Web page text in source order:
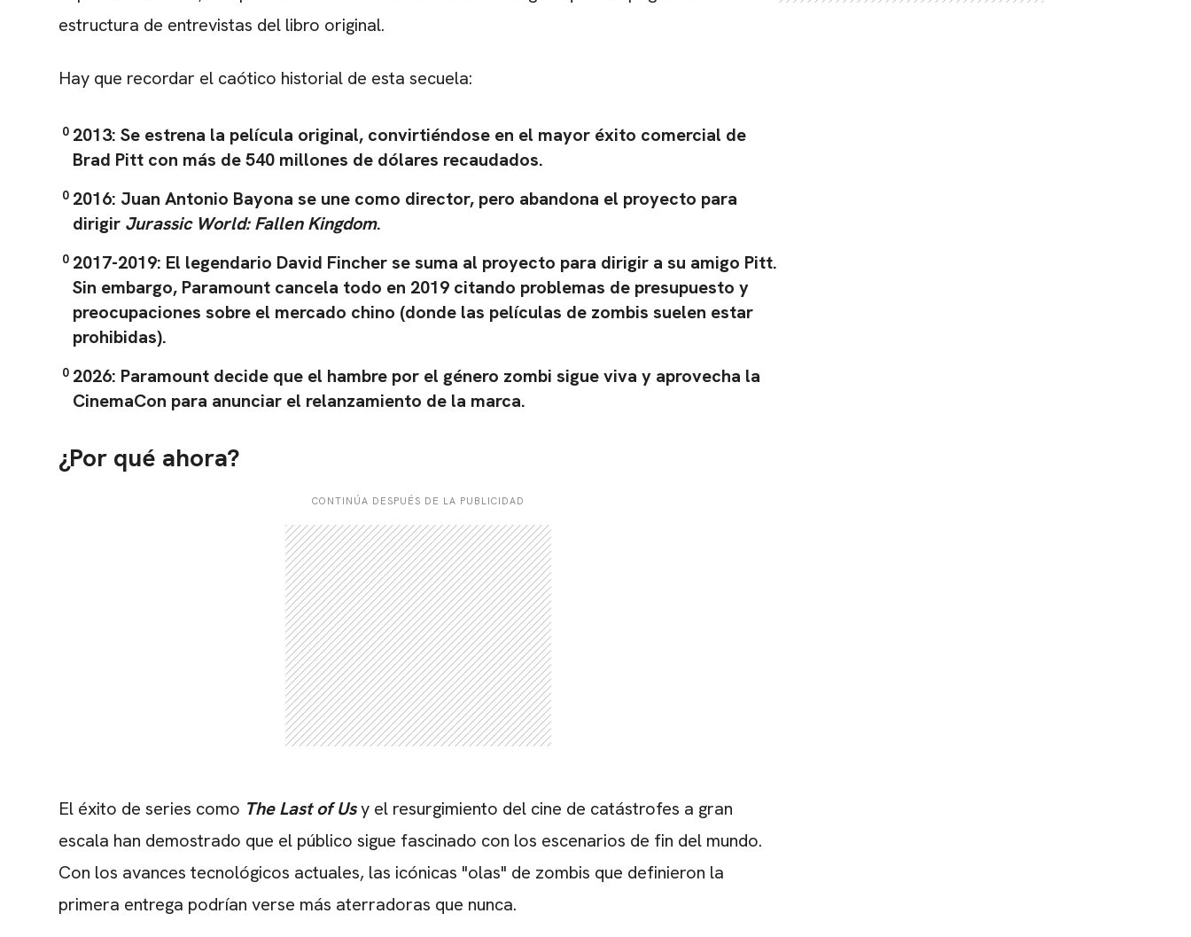
estructura de entrevistas del libro original.
Hay que recordar el caótico historial de esta secuela:
2013: Se estrena la película original, convirtiéndose en el mayor éxito comercial de
Brad Pitt con más de540 millones de dólares recaudados.
2016: Juan Antonio Bayona se une como director, pero abandona el proyecto para
dirigir Jurassic World: Fallen Kingdom.
2017-2019: El legendario David Fincherse suma al proyecto para dirigir a su amigo Pitt.
Sin embargo, Paramount cancela todo en 2019 citando problemas de presupuesto y
preocupaciones sobre el mercado chino (donde las películas de zombis suelen estar
prohibidas).
2026: Paramount decide que el hambre por el género zombi sigue viva y aprovecha la
CinemaCon para anunciar el relanzamiento de la marca.
¿Por qué ahora?
CONTINÚA DESPUÉS DE LA PUBLICIDAD
El éxito de series como The Last of Usy el resurgimiento del cine de catástrofes a gran
escala han demostrado que el público sigue fascinado con los escenarios de fin del mundo.
Con los avances tecnológicos actuales, las icónicas "olas" de zombis que definieron la
primera entrega podrían verse más aterradoras que nunca.